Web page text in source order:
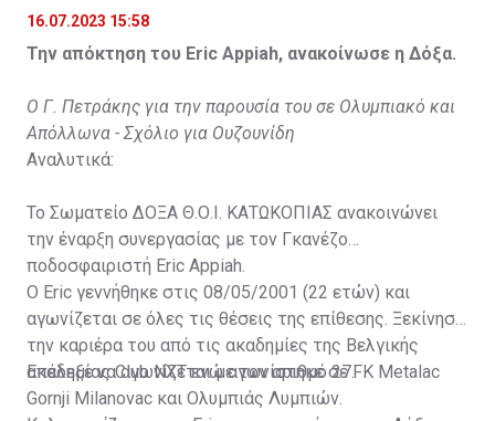
16.07.2023 15:58
Την απόκτηση του Eric Appiah, ανακοίνωσε η Δόξα.
Ο Γ. Πετράκης για την παρουσία του σε Ολυμπιακό και
Απόλλωνα - Σχόλιο για Ουζουνίδη
Αναλυτικά:
Το Σωματείο ΔΟΞΑ Θ.Ο.Ι. ΚΑΤΩΚΟΠΙΑΣ ανακοινώνει
την έναρξη συνεργασίας με τον Γκανέζο
ποδοσφαιριστή Eric Appiah.
Ο Eric γεννήθηκε στις 08/05/2001 (22 ετών) και
αγωνίζεται σε όλες τις θέσεις της επίθεσης. Ξεκίνησε
την καριέρα του από τις ακαδημίες της Βελγικής
ακαδημίας Club NXT ενώ αγωνίστηκε σε FK Metalac
Gornji Milanovac και Ολυμπιάς Λυμπιών.
Επέλεξε να αγωνίζεται με τον αριθμό 27.